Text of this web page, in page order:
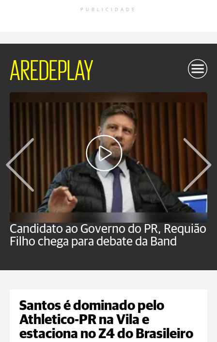
PUBLICIDADE
AREDEPLAY
Candidato ao Governo do PR, Requião
Filho chega para debate da Band
Santos é dominado pelo
Athletico-PR na Vila e
estaciona no Z4 do Brasileiro